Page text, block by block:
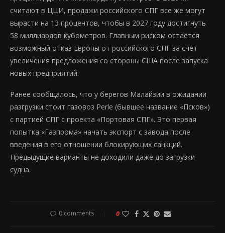
считают в ЦЦИ, продажи российского СПГ все же могут
вырасти на 13 процентов, чтобы в 2027 году достигнуть
58 миллиардов кубометров. Главным риском остается
возможный отказ Европы от российского СПГ за счет
увеличения предложения со стороны США после запуска
новых предприятий.
Ранее сообщалось, что у берегов Малайзии в ожидании
разгрузки стоит газовоз Perle (бывшее название «Псков»)
с партией СПГ с проекта «Портовая СПГ». Это первая
попытка «Газпрома» начать экспорт с завода после
введения в его отношении блокирующих санкций.
Предыдущие варианты не доходили даже до загрузки
судна.
0 comments 0